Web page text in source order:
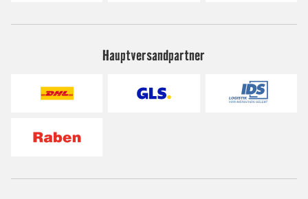
Hauptversandpartner